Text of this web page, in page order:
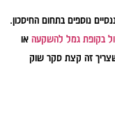
נוספים בתחום החיסכון.
בקופת גמל להשקעה או
זה קצת סקר שוק